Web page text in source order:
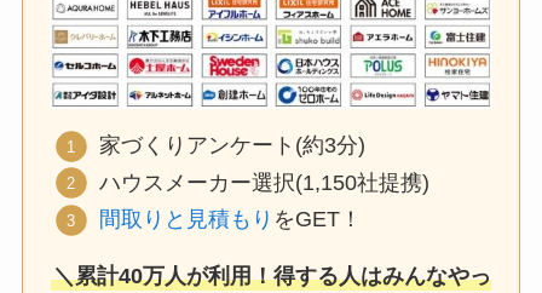
家づくりアンケート(約3分)
ハウスメーカー選択(1,150社提携)
間取りと見積もり をGET！
＼累計40万人が利用！得する人はみんなやっ